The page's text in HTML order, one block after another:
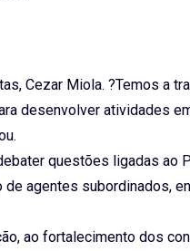
Cezar Miola. ?Temos a
desenvolver atividades
questões ligadas ao
agentes subordinados,
ao fortalecimento dos